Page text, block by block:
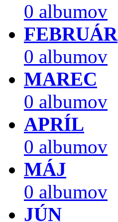
0 albumov
FEBRUÁR
0 albumov
MAREC
0 albumov
APRÍL
0 albumov
MÁJ
0 albumov
JÚN